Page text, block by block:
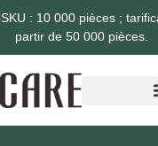
: 10 000 pièces ;
partir de 50 000 pièces.